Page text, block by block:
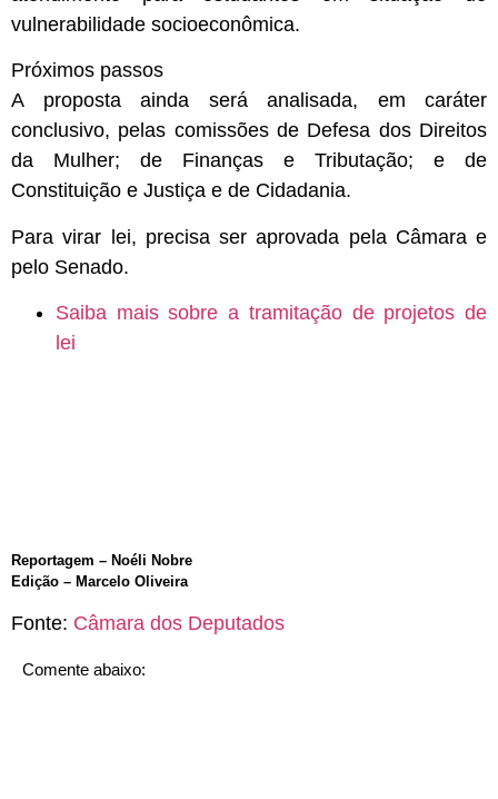
vulnerabilidade socioeconômica.
Próximos passos
A proposta ainda será analisada, em caráter
conclusivo, pelas comissões de Defesa dos Direitos
da Mulher; de Finanças e Tributação; e de
Constituição e Justiça e de Cidadania.
Para virar lei, precisa ser aprovada pela Câmara e
pelo Senado.
Saiba mais sobre a tramitação de projetos de
lei
Reportagem – Noéli Nobre
Edição – Marcelo Oliveira
Fonte: Câmara dos Deputados
Comente abaixo: